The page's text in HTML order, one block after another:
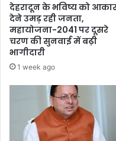
देहरादून के भविष्य को
देने उमड़ रही जनता,
महायोजना-2041 पर दूसरे
चरण की सुनवाई में बढ़ी
भागीदारी
1 week ago